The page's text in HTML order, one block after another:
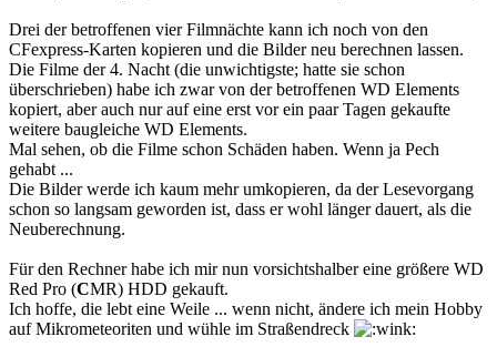
Drei der betroffenen vier Filmnächte kann ich noch von den
CFexpress-Karten kopieren und die Bilder neu berechnen lassen.
Die Filme der 4. Nacht (die unwichtigste; hatte sie schon
überschrieben) habe ich zwar von der betroffenen WD Elements
kopiert, aber auch nur auf eine erst vor ein paar Tagen gekaufte
weitere baugleiche WD Elements.
Mal sehen, ob die Filme schon Schäden haben. Wenn ja Pech
gehabt ...
Die Bilder werde ich kaum mehr umkopieren, da der Lesevorgang
schon so langsam geworden ist, dass er wohl länger dauert, als die
Neuberechnung.
Für den Rechner habe ich mir nun vorsichtshalber eine größere WD
Red Pro (CMR) HDD gekauft.
Ich hoffe, die lebt eine Weile ... wenn nicht, ändere ich mein Hobby
auf Mikrometeoriten und wühle im Straßendreck